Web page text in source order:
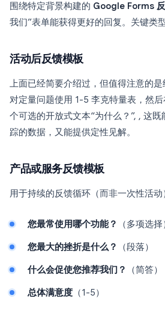
围绕特定背景构建的 Google Forms
我们”表单能获得更好的回复。关键类
活动后反馈模板
上面已经简要介绍过，但值得注意的是
对定量问题使用 1-5 李克特量表，然
个可选的开放式文本“为什么？”, , 这
踪的数据，又能提供定性见解。
产品或服务反馈模板
用于持续的反馈循环（而非一次性活动
您最常使用哪个功能？ （多项选择
您最大的挫折是什么？ （段落）
什么会促使您推荐我们？ （简答）
总体满意度 （1-5）